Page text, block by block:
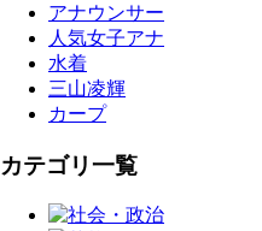
アナウンサー
人気女子アナ
水着
三山凌輝
カープ
カテゴリ一覧